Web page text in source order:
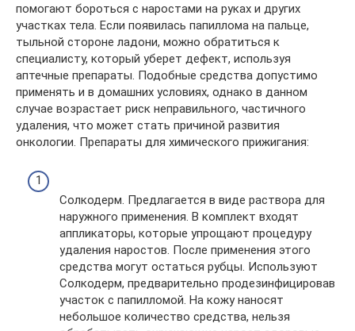
помогают бороться с наростами на руках и других
участках тела. Если появилась папиллома на пальце,
тыльной стороне ладони, можно обратиться к
специалисту, который уберет дефект, используя
аптечные препараты. Подобные средства допустимо
применять и в домашних условиях, однако в данном
случае возрастает риск неправильного, частичного
удаления, что может стать причиной развития
онкологии. Препараты для химического прижигания:
Солкодерм. Предлагается в виде раствора для
наружного применения. В комплект входят
аппликаторы, которые упрощают процедуру
удаления наростов. После применения этого
средства могут остаться рубцы. Используют
Солкодерм, предварительно продезинфицировав
участок с папилломой. На кожу наносят
небольшое количество средства, нельзя